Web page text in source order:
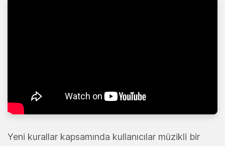
Yeni kurallar kapsamında kullanıcılar müzikli bir